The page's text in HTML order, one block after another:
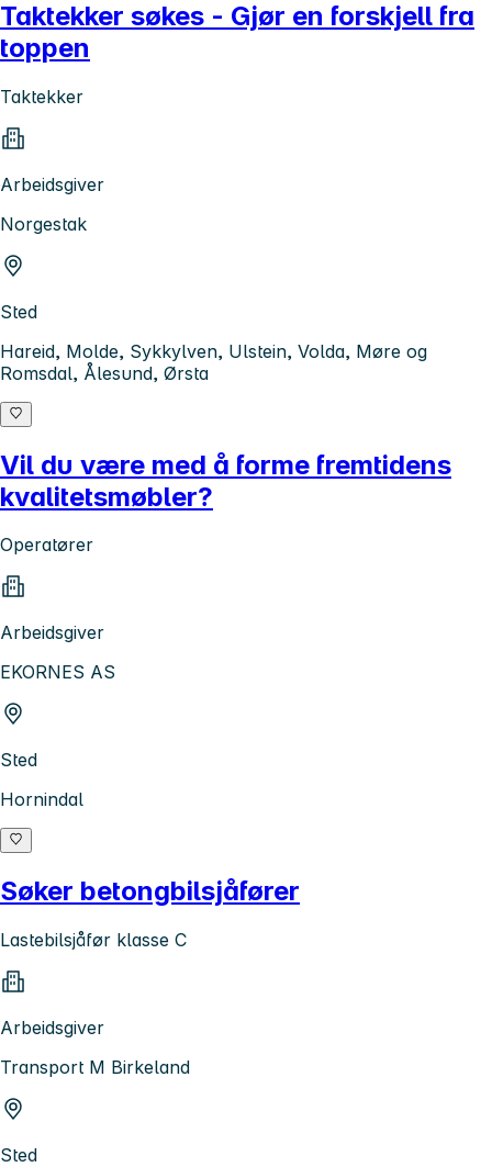
Taktekker søkes - Gjør en forskjell fra
toppen
Taktekker
Arbeidsgiver
Norgestak
Sted
Hareid, Molde, Sykkylven, Ulstein, Volda, Møre og
Romsdal, Ålesund, Ørsta
Vil du være med å forme fremtidens
kvalitetsmøbler?
Operatører
Arbeidsgiver
EKORNES AS
Sted
Hornindal
Søker betongbilsjåfører
Lastebilsjåfør klasse C
Arbeidsgiver
Transport M Birkeland
Sted